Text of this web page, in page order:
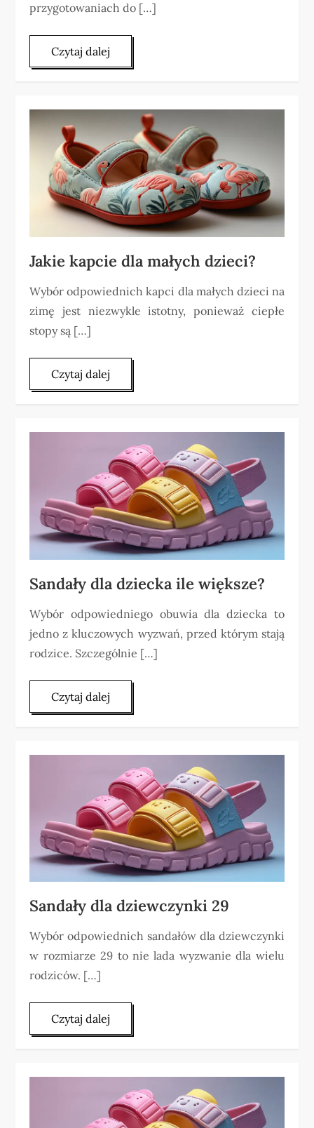
przygotowaniach do […]
Czytaj dalej
Jakie kapcie dla małych dzieci?
Wybór odpowiednich kapci dla małych dzieci na
zimę jest niezwykle istotny, ponieważ ciepłe
stopy są […]
Czytaj dalej
Sandały dla dziecka ile większe?
Wybór odpowiedniego obuwia dla dziecka to
jedno z kluczowych wyzwań, przed którym stają
rodzice. Szczególnie […]
Czytaj dalej
Sandały dla dziewczynki 29
Wybór odpowiednich sandałów dla dziewczynki
w rozmiarze 29 to nie lada wyzwanie dla wielu
rodziców. […]
Czytaj dalej